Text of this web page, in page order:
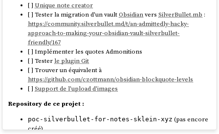
[ ]Unique note creator
[ ] Tester la migration d'un vaultObsidianversSilverBullet.mb :
https://community.silverbullet.md/t/an-admittedly-hacky-
approach-to-making-your-obsidian-vault-silverbullet-
friendly/167
[ ] Implémenter les quotes Admonitions
[ ] Tester le plugin Git
[ ] Trouver un équivalent à
https://github.com/czottmann/obsidian-blockquote-levels
[ ]Support de l'upload d'images
Repository de ce projet :
poc-silverbullet-for-notes-sklein-xyz (pas encore
créé)